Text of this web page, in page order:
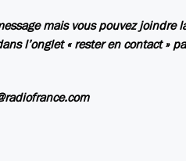
mais vous pouvez
l’onglet « rester en contact »